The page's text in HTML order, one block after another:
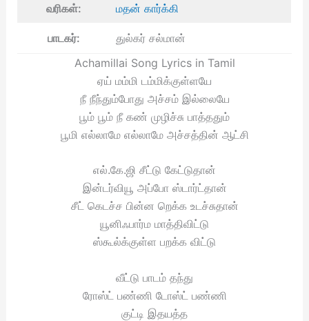
வரிகள்: மதன் கார்க்கி
பாடகர்:
துல்கர் சல்மான்
Achamillai Song Lyrics in Tamil
ஏய் மம்மி டம்மிக்குள்ளயே
நீ நீந்தும்போது அச்சம் இல்லையே
பூம் பூம் நீ கண் முழிச்சு பாத்ததும்
பூமி எல்லாமே எல்லாமே அச்சத்தின் ஆட்சி
எல்.கே.ஜி சீட்டு கேட்டுதான்
இன்டர்வியூ அப்போ ஸ்டார்ட்தான்
சீட் கெடச்ச பின்ன றெக்க உடச்சுதான்
யூனிஃபார்ம மாத்திவிட்டு
ஸ்கூல்க்குள்ள பறக்க விட்டு
வீட்டு பாடம் தந்து
ரோஸ்ட் பண்ணி டோஸ்ட் பண்ணி
குட்டி இதயத்த